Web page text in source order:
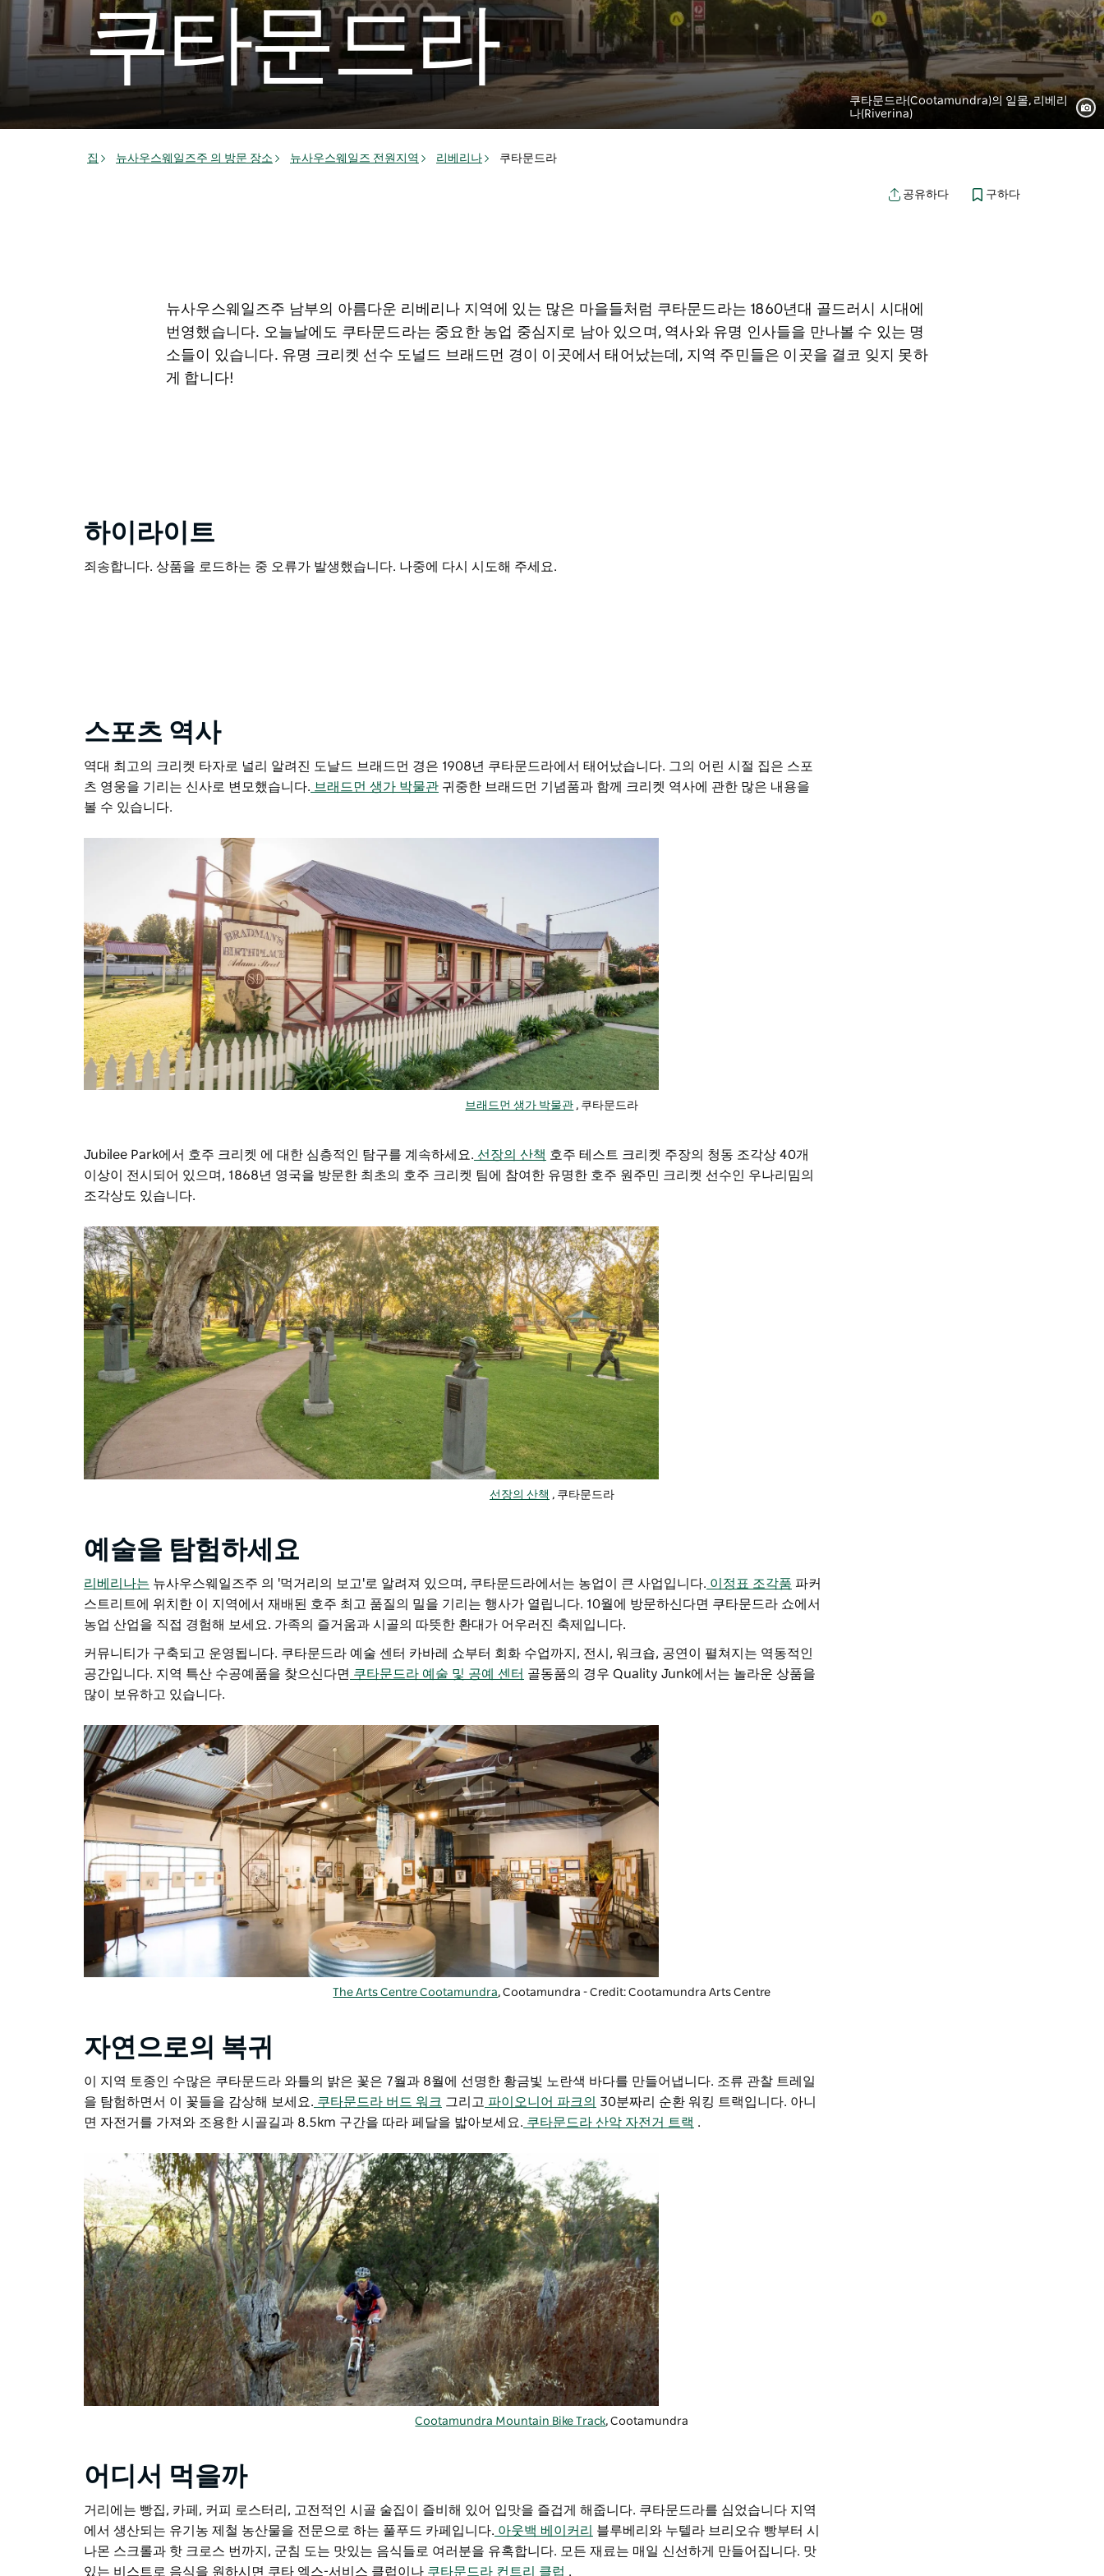
쿠타문드라
쿠타문드라(Cootamundra)의 일몰, 리베리
나(Riverina)
집 뉴사우스웨일즈주 의 방문 장소 뉴사우스웨일즈 전원지역 리베리나 쿠타문드라
공유하다 구하다
뉴사우스웨일즈주 남부의 아름다운 리베리나 지역에 있는 많은 마을들처럼 쿠타문드라는 1860년대 골드러시 시대에
번영했습니다. 오늘날에도 쿠타문드라는 중요한 농업 중심지로 남아 있으며, 역사와 유명 인사들을 만나볼 수 있는 명
소들이 있습니다. 유명 크리켓 선수 도널드 브래드먼 경이 이곳에서 태어났는데, 지역 주민들은 이곳을 결코 잊지 못하
게 합니다!
하이라이트
죄송합니다. 상품을 로드하는 중 오류가 발생했습니다. 나중에 다시 시도해 주세요.
스포츠 역사
역대 최고의 크리켓 타자로 널리 알려진 도날드 브래드먼 경은 1908년 쿠타문드라에서 태어났습니다. 그의 어린 시절 집은 스포
츠 영웅을 기리는 신사로 변모했습니다. 브래드먼 생가 박물관 귀중한 브래드먼 기념품과 함께 크리켓 역사에 관한 많은 내용을
볼 수 있습니다.
브래드먼 생가 박물관 , 쿠타문드라
Jubilee Park에서 호주 크리켓 에 대한 심층적인 탐구를 계속하세요. 선장의 산책 호주 테스트 크리켓 주장의 청동 조각상 40개
이상이 전시되어 있으며, 1868년 영국을 방문한 최초의 호주 크리켓 팀에 참여한 유명한 호주 원주민 크리켓 선수인 우나리밈의
조각상도 있습니다.
선장의 산책 , 쿠타문드라
예술을 탐험하세요
리베리나는 뉴사우스웨일즈주 의 '먹거리의 보고'로 알려져 있으며, 쿠타문드라에서는 농업이 큰 사업입니다. 이정표 조각품 파커
스트리트에 위치한 이 지역에서 재배된 호주 최고 품질의 밀을 기리는 행사가 열립니다. 10월에 방문하신다면 쿠타문드라 쇼에서
농업 산업을 직접 경험해 보세요. 가족의 즐거움과 시골의 따뜻한 환대가 어우러진 축제입니다.
커뮤니티가 구축되고 운영됩니다. 쿠타문드라 예술 센터 카바레 쇼부터 회화 수업까지, 전시, 워크숍, 공연이 펼쳐지는 역동적인
공간입니다. 지역 특산 수공예품을 찾으신다면 쿠타문드라 예술 및 공예 센터 골동품의 경우 Quality Junk에서는 놀라운 상품을
많이 보유하고 있습니다.
The Arts Centre Cootamundra, Cootamundra - Credit: Cootamundra Arts Centre
자연으로의 복귀
이 지역 토종인 수많은 쿠타문드라 와틀의 밝은 꽃은 7월과 8월에 선명한 황금빛 노란색 바다를 만들어냅니다. 조류 관찰 트레일
을 탐험하면서 이 꽃들을 감상해 보세요. 쿠타문드라 버드 워크 그리고 파이오니어 파크의 30분짜리 순환 워킹 트랙입니다. 아니
면 자전거를 가져와 조용한 시골길과 8.5km 구간을 따라 페달을 밟아보세요. 쿠타문드라 산악 자전거 트랙 .
Cootamundra Mountain Bike Track, Cootamundra
어디서 먹을까
거리에는 빵집, 카페, 커피 로스터리, 고전적인 시골 술집이 즐비해 있어 입맛을 즐겁게 해줍니다. 쿠타문드라를 심었습니다 지역
에서 생산되는 유기농 제철 농산물을 전문으로 하는 풀푸드 카페입니다. 아웃백 베이커리
블루베리와 누텔라 브리오슈 빵부터 시
나몬 스크롤과 핫 크로스 번까지, 군침 도는 맛있는 음식들로 여러분을 유혹합니다. 모든 재료는 매일 신선하게 만들어집니다. 맛
있는 비스트로 음식을 원하시면 쿠타 엑스-서비스 클럽이나 쿠타문드라 컨트리 클럽 .